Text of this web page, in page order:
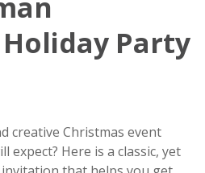
Party
creative Christmas event
expect? Here is a classic, yet